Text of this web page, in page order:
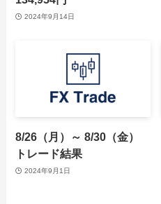
2024年9月14日
8/26（月）～ 8/30（金）
トレード結果
2024年9月1日